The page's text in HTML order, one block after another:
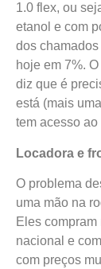
1.0 flex, ou
etanol e com
dos chamados
hoje em 7%.
diz que é
está (mais
tem acesso
Locadora e
O problema
uma mão na
Eles
nacional e
com preços